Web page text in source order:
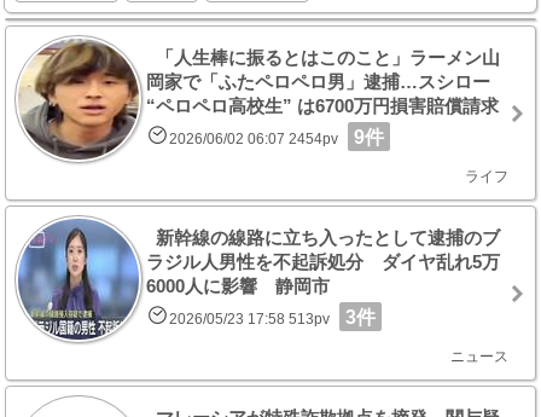
「人生棒に振るとはこのこと」ラーメン山
岡家で「ふたペロペロ男」逮捕…スシロー
“ペロペロ高校生” は6700万円損害賠償請求
2026/06/02 06:07 2454pv 9件
ライフ
新幹線の線路に立ち入ったとして逮捕のブ
ラジル人男性を不起訴処分 ダイヤ乱れ5万
6000人に影響 静岡市
2026/05/23 17:58 513pv 3件
ニュース